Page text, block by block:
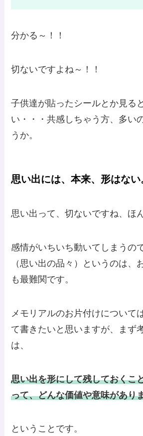
分かる～！！
切ないですよね～！！
子供達が貼ったシールとか見る
い・・・共感しちゃう方、多い
うか。
思い出には、本来、形はない
思い出って、切ないですね、ほ
感情がいちいち動いてしまうの
（思い出の品々）というのは、
も最難関です。
メモリアルのお片付けについて
て書きたいと思いますが、まず
は、
思い出を形にして残しておくこ
って、どんな価値や意味があり
ということです。